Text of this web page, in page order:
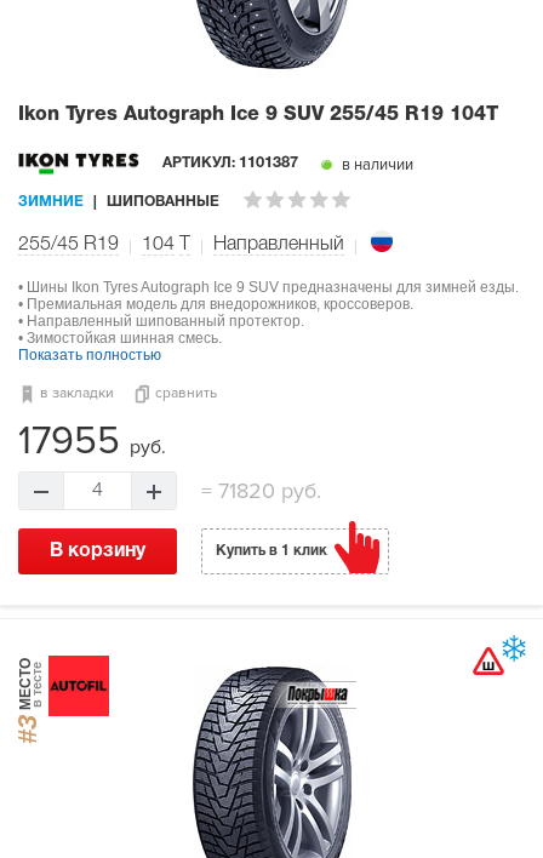
Ikon Tyres Autograph Ice 9 SUV 255/45 R19 104T
АРТИКУЛ: 1101387 в наличии
ЗИМНИЕ ШИПОВАННЫЕ
255/45 R19 104 Направленный
• Шины Ikon Tyres Autograph Ice 9 SUV предназначены для зимней езды.
• Премиальная модель для внедорожников, кроссоверов.
• Направленный шипованный протектор.
• Зимостойкая шинная смесь.
Показать полностью
в закладки сравнить
17955 руб.
4 = 71820 руб.
В корзину Купить в 1 клик
#3
МЕСТОв тесте